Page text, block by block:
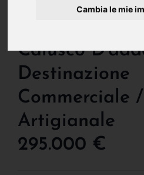
Cambia le mie
Calusco
Destinazione
Commerciale /
Artigianale
295.000 €